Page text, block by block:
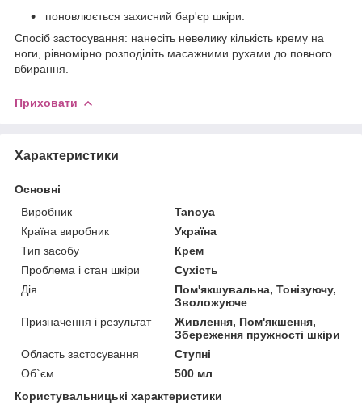
поновлюється захисний бар'єр шкіри.
Спосіб застосування: нанесіть невелику кількість крему на
ноги, рівномірно розподіліть масажними рухами до повного
вбирання.
Приховати
Характеристики
Основні
Виробник
Tanoya
Країна виробник
Україна
Тип засобу
Крем
Проблема і стан шкіри
Сухість
Дія
Пом'якшувальна, Тонізуючу,
Зволожуюче
Призначення і результат
Живлення, Пом'якшення,
Збереження пружності шкіри
Область застосування
Ступні
Об`єм
500 мл
Користувальницькі характеристики